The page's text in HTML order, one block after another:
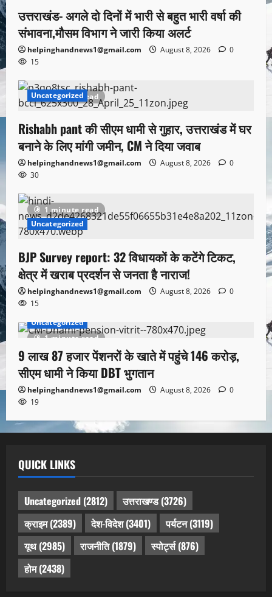
उत्तराखंड- अगले दो दिनों में भारी से बहुत भारी वर्षा की
संभावना,मौसम विभाग ने जारी किया अलर्ट
helpinghandnews1@gmail.com August 8, 2026
0
15
1 minute read
Uncategorized
Rishabh pant की सीएम धामी से गुहार, उत्तराखंड में घर
बनाने के लिए मांगी जमीन, CM ने दिया जवाब
helpinghandnews1@gmail.com August 8, 2026
0
30
1 minute read
Uncategorized
BJP Survey report: 32 विधायकों के कटेंगे टिकट,
क्षेत्र में खराब प्रदर्शन से जनता है नाराज!
helpinghandnews1@gmail.com August 8, 2026
0
15
1 minute read
Uncategorized
9 लाख 87 हजार पेंशनरों के खाते में पहुंचे 146 करोड़,
सीएम धामी ने किया DBT भुगतान
helpinghandnews1@gmail.com August 8, 2026
0
19
QUICK LINKS
Uncategorized (2812) उत्तराखण्ड(3726)
क्राइम(2389) देश-विदेश(3401) पर्यटन(3119)
यूथ(2985) राजनीति(1879) स्पोर्ट्स(876)
होम(2438)